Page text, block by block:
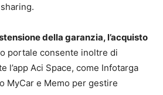
della garanzia, l’acquisto
portale consente inoltre di
Aci Space, come Infotarga
MyCar e Memo per gestire